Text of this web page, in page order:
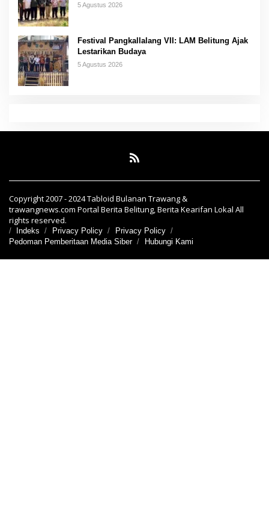
5 Agustus 2026
Festival Pangkallalang VII: LAM Belitung Ajak
Lestarikan Budaya
5 Agustus 2026
Copyright 2007 - 2024 Tabloid Bulanan Trawang &
trawangnews.com Portal Berita Belitung, Berita Kearifan Lokal All
rights reserved.
Indeks Privacy Policy
Privacy Policy
Pedoman Pemberitaan Media Siber
Hubungi Kami